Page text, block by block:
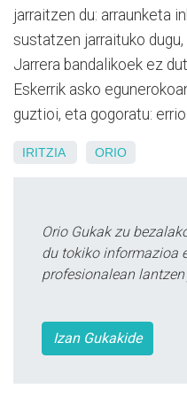
jarraitzen du: arraunketa
sustatzen jarraituko dugu,
Jarrera bandalikoek ez
Eskerrik asko
guztioi, eta gogoratu:
IRITZIA ORIO
Orio Gukak zu
du tokiko informazioa
profesionalean
Izan Gukakide